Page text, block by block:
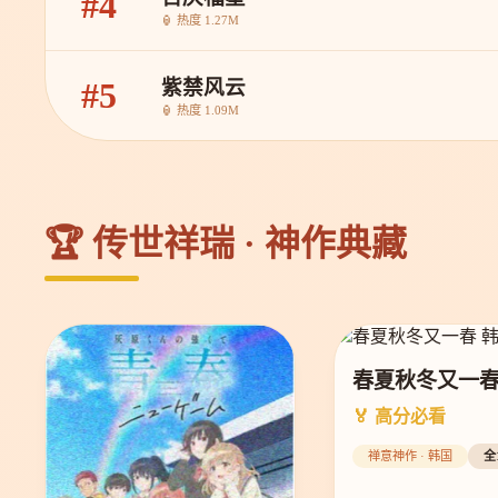
🏮 热度 1.27M
#5 紫禁风云
🏮 热度 1.09M
🏆 传世祥瑞 · 神作典藏
春夏秋冬又一
🏅 高分必看
禅意神作 · 韩国 全